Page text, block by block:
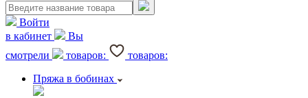
Войти
в кабинет
Вы
смотрели
товаров:
товаров:
Пряжа в бобинах